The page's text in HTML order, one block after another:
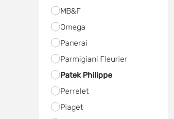
MB&F
Omega
Panerai
Parmigiani Fleurier
Patek Philippe
Perrelet
Piaget